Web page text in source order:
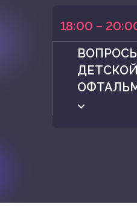
18:00 –
ДЕТСКОЙ
⌵